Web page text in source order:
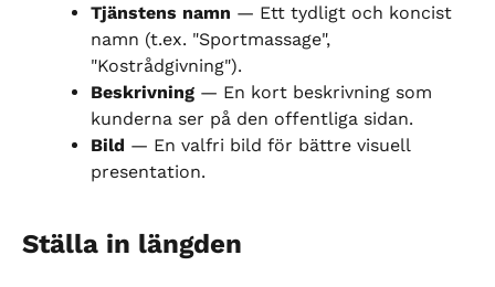
Tjänstens namn — Ett tydligt och koncist
namn (t.ex. "Sportmassage",
"Kostrådgivning").
Beskrivning — En kort beskrivning som
kunderna ser på den offentliga sidan.
Bild — En valfri bild för bättre visuell
presentation.
Ställa in längden